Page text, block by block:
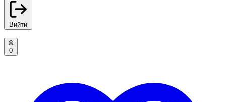
Вийти
0